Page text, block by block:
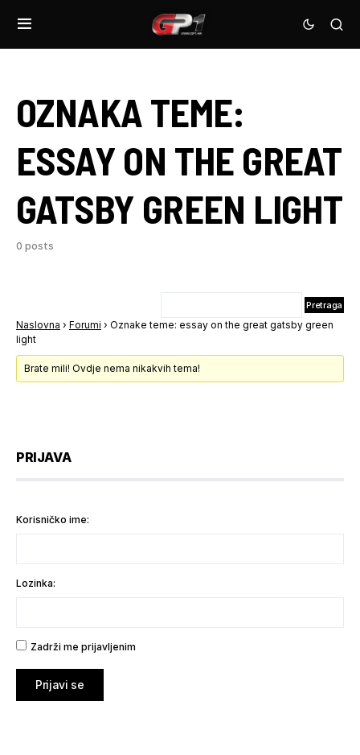
OZNAKA TEME:
ESSAY ON THE GREAT
GATSBY GREEN LIGHT
0 posts
Naslovna › Forumi › Oznake teme: essay on the great gatsby green
light
Brate mili! Ovdje nema nikakvih tema!
PRIJAVA
Korisničko ime:
Lozinka:
Zadrži me prijavljenim
Prijavi se